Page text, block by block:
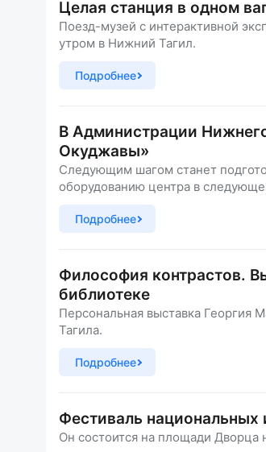
Целая станция в одном
Поезд-музей с интерактивной
утром в Нижний Тагил.
Подробнее
В Администрации
Окуджавы»
Следующим шагом станет
оборудованию центра в
Подробнее
Философия контрастов.
библиотеке
Персональная выставка Георгия
Тагила.
Подробнее
Фестиваль
Он состоится на площади Дворца